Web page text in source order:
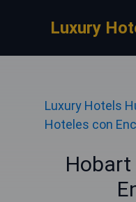
Luxury
Luxury Hotels
Hoteles con
Hobart